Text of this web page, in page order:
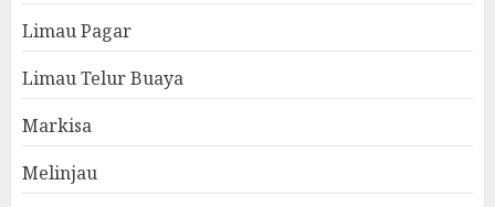
Limau Pagar
Limau Telur Buaya
Markisa
Melinjau